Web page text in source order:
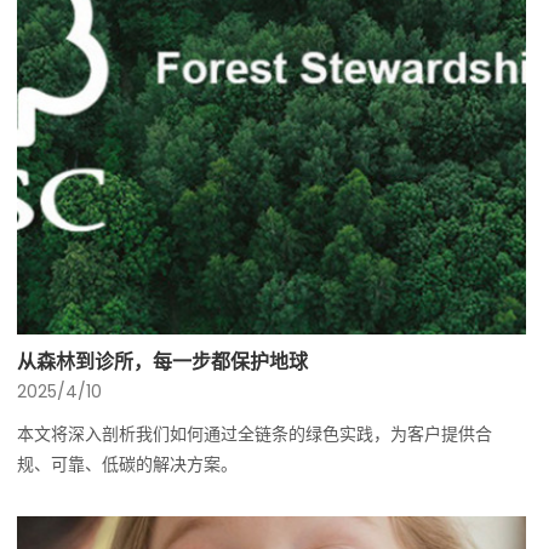
从森林到诊所，每一步都保护地球
2025/4/10
本文将深入剖析我们如何通过全链条的绿色实践，为客户提供合
规、可靠、低碳的解决方案。